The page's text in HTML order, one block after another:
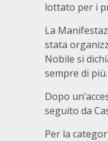
lottato per i
La
stata
Nobile si
sempre di più.
Dopo
seguito da
Per la